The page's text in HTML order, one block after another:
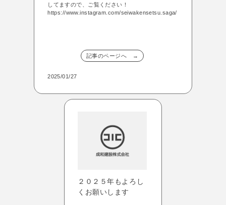
してますので、ご覧ください！
https://www.instagram.com/seiwakensetsu.saga/
記事のページへ →
2025/01/27
２０２５年もよろし
くお願いします